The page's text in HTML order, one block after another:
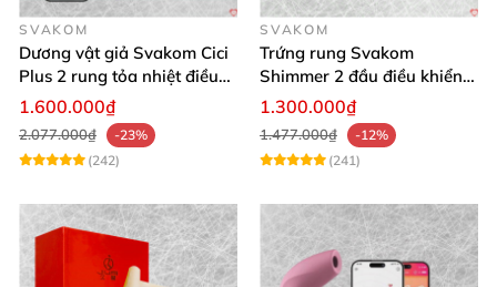
SVAKOM
Dương vật giả Svakom Cici
Plus 2 rung tỏa nhiệt điều
khiển app an toàn silicone
1.600.000₫
2.077.000₫
-23%
(242)
SVAKOM
Trứng rung Svakom
Shimmer 2 đầu điều khiển
app tiện lợi
1.300.000₫
1.477.000₫
-12%
(241)